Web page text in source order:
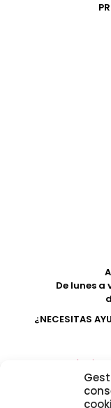
De lunes a
¿NECESITAS